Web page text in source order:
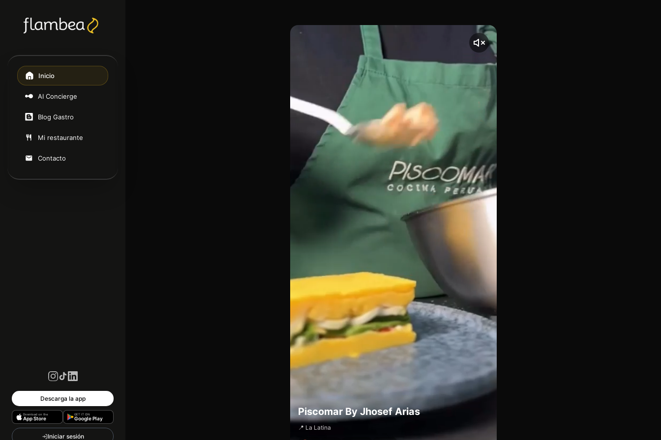
Inicio
AI Concierge
Blog Gastro
Mi restaurante
Contacto
Descarga la app
Download on the
App Store
GET IT ON
Google Play
Iniciar sesión
Piscomar By Jhosef Arias
📍 La Latina
Piscomar By Jhosef Arias es el buque insignia del Grupo Jhosef Arias, situado en la Carrera de San
[00:00 - Escena 1: Introducción y Ambiente] El vídeo comienza con una toma de Piscomar By